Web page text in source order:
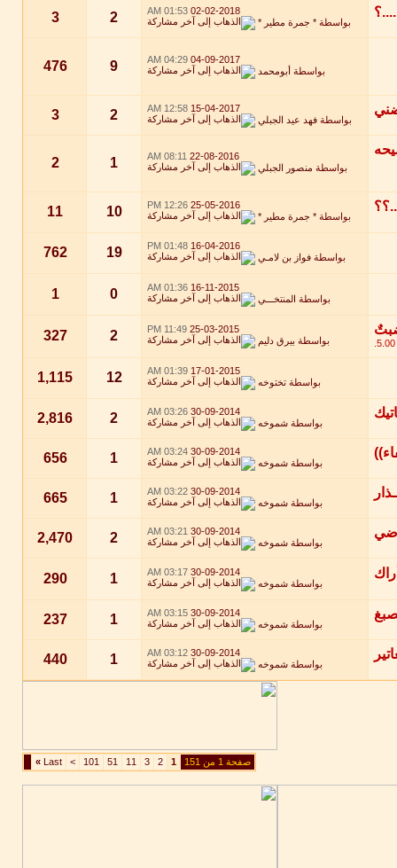
02-02-2018
01:53 AM
بواسطة * جمرة مطير * 2
3
04-09-2017
04:29 AM
بواسطة أبومحمد 9
476
15-04-2017
12:58 AM
بواسطة فهد عيد الجبلي 2
3
22-08-2016
08:11 AM
بواسطة منصور الجبلي 1
2
25-05-2016
12:26 PM
بواسطة * جمرة مطير * 10
11
16-04-2016
01:48 PM
بواسطة فواز بن لامـي 19
762
16-11-2015
01:36 AM
بواسطة المنتخـــي 0
1
25-03-2015
11:49 PM
بواسطة بيرق دليم 2
327
17-01-2015
01:39 AM
بواسطة تختوخه 12
1,115
30-09-2014
03:26 AM
بواسطة شموخه 2
2,816
30-09-2014
03:24 AM
بواسطة شموخه 1
656
30-09-2014
03:22 AM
بواسطة شموخه 1
665
30-09-2014
03:21 AM
بواسطة شموخه 2
2,470
30-09-2014
03:17 AM
بواسطة شموخه 1
290
30-09-2014
03:15 AM
بواسطة شموخه 1
237
30-09-2014
03:12 AM
بواسطة شموخه 1
440
صفحة 1 من 151 1
2
3
11
51
101
>
Last
»